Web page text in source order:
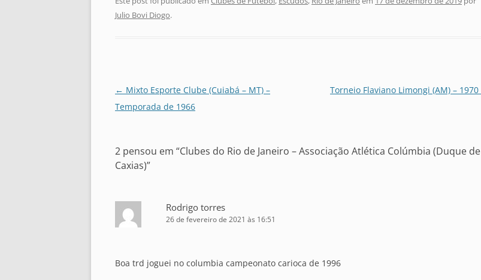
Julio Bovi Diogo.
Navegação
de
← Mixto Esporte Clube (Cuiabá – MT) –
Temporada de 1966
Torneio Flaviano Limongi (AM) – 1970
2 pensou em “Clubes do Rio de Janeiro – Associação Atlética Colúmbia (Duque de
Caxias)”
Rodrigo torres
26 de fevereiro de 2021 às 16:51
Boa trd joguei no columbia campeonato carioca de 1996